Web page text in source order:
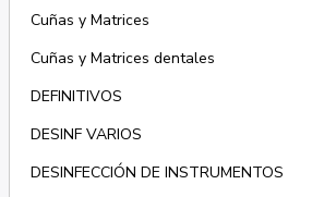
Cuñas y Matrices
Cuñas y Matrices dentales
DEFINITIVOS
DESINF VARIOS
DESINFECCIÓN DE INSTRUMENTOS